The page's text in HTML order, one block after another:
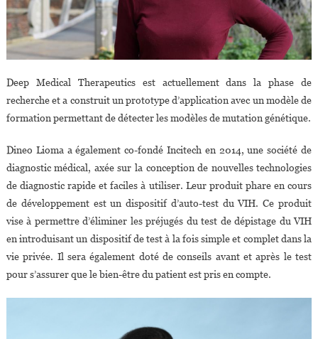
Deep Medical Therapeutics est actuellement dans la phase de
recherche et a construit un prototype d’application avec un modèle de
formation permettant de détecter les modèles de mutation génétique.
Dineo Lioma a également co-fondé Incitech en 2014, une société de
diagnostic médical, axée sur la conception de nouvelles technologies
de diagnostic rapide et faciles à utiliser. Leur produit phare en cours
de développement est un dispositif d’auto-test du VIH. Ce produit
vise à permettre d’éliminer les préjugés du test de dépistage du VIH
en introduisant un dispositif de test à la fois simple et complet dans la
vie privée. Il sera également doté de conseils avant et après le test
pour s’assurer que le bien-être du patient est pris en compte.